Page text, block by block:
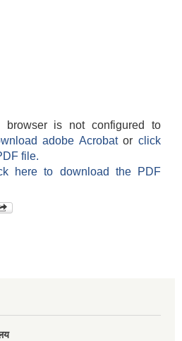
browser is not configured to
adobe Acrobatorclick
file.
here to download the PDF